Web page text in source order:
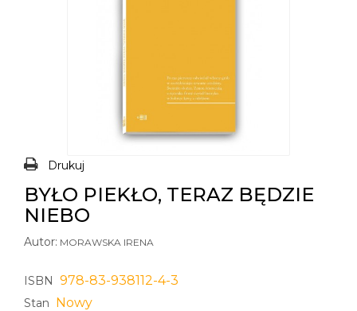
Drukuj
BYŁO PIEKŁO, TERAZ BĘDZIE
NIEBO
Autor: MORAWSKA IRENA
ISBN 978-83-938112-4-3
Stan Nowy